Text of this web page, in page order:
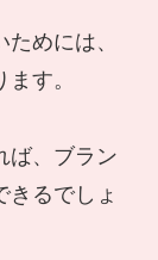
めには、
す。
ば、ブラン
きるでしょ